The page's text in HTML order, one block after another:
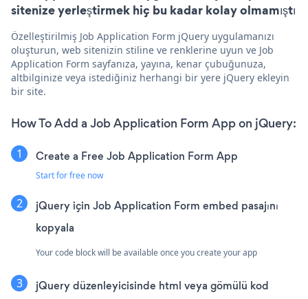
sitenize yerleştirmek hiç bu kadar kolay olmamıştı
Özelleştirilmiş Job Application Form jQuery uygulamanızı
oluşturun, web sitenizin stiline ve renklerine uyun ve Job
Application Form sayfanıza, yayına, kenar çubuğunuza,
altbilginize veya istediğiniz herhangi bir yere jQuery ekleyin
bir site.
How To Add a Job Application Form App on jQuery:
Create a Free Job Application Form App
Start for free now
jQuery için Job Application Form embed pasajını
kopyala
Your code block will be available once you create your app
jQuery düzenleyicisinde html veya gömülü kod